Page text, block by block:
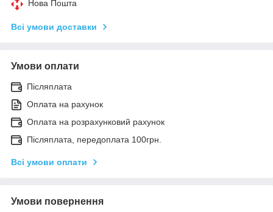
Нова Пошта
Всі умови доставки
Умови оплати
Післяплата
Оплата на рахунок
Оплата на розрахунковий рахунок
Післяплата, передоплата 100грн.
Всі умови оплати
Умови повернення